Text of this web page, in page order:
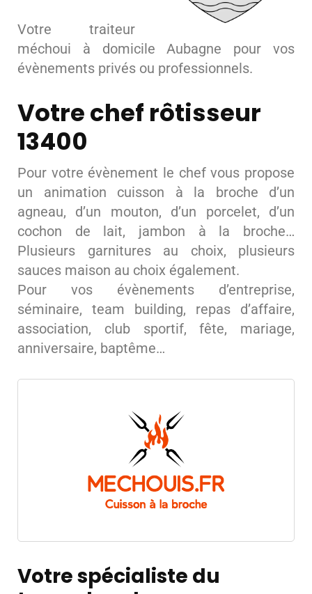
Votre traiteur
méchoui à domicile Aubagne pour vos
évènements privés ou professionnels.
Votre chef rôtisseur
13400
Pour votre évènement le chef vous propose
un animation cuisson à la broche d’un
agneau, d’un mouton, d’un porcelet, d’un
cochon de lait, jambon à la broche…
Plusieurs garnitures au choix, plusieurs
sauces maison au choix également.
Pour vos évènements d’entreprise,
séminaire, team building, repas d’affaire,
association, club sportif, fête, mariage,
anniversaire, baptême…
Votre spécialiste du